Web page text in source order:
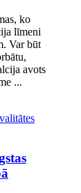
ko
līmeni
Var būt
avots
...